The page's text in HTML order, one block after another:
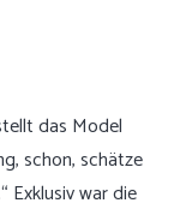
das Model
schon, schätze
Exklusiv war die